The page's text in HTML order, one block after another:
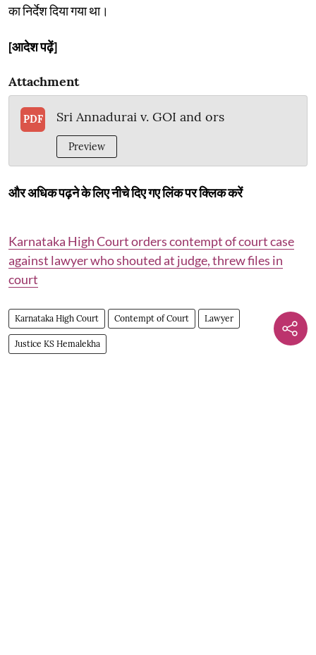
का निर्देश दिया गया था।
[आदेश पढ़ें]
Attachment
PDF Sri Annadurai v. GOI and ors
Preview
और अधिक पढ़ने के लिए नीचे दिए गए लिंक पर क्लिक करें
Karnataka High Court orders contempt of court case
against lawyer who shouted at judge, threw files in
court
Karnataka High Court Contempt of Court Lawyer
Justice KS Hemalekha